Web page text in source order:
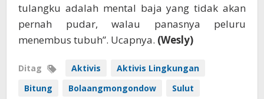
tulangku adalah mental baja yang tidak akan
pernah pudar, walau panasnya peluru
menembus tubuh”. Ucapnya. (Wesly)
Ditag Aktivis
Aktivis Lingkungan
Bitung
Bolaangmongondow Sulut